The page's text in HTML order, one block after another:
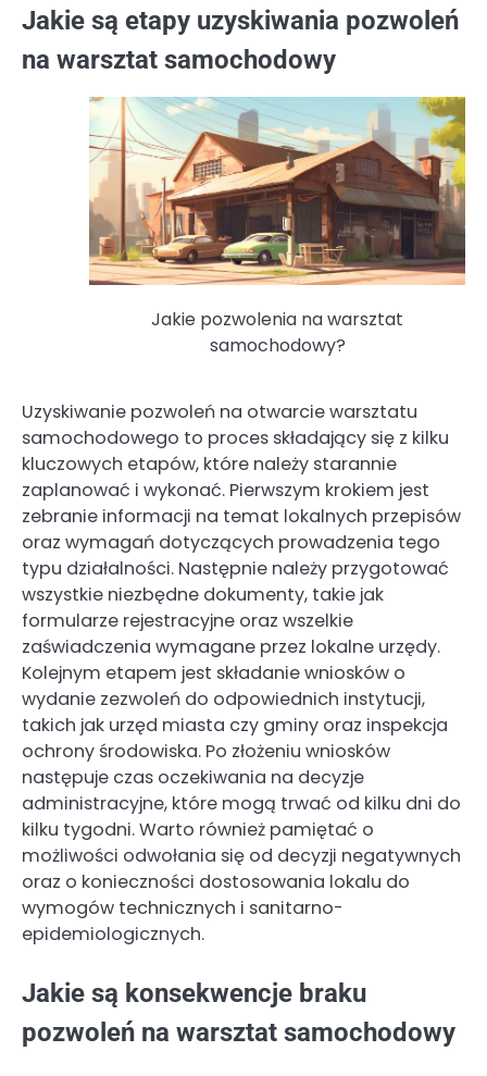
Jakie są etapy uzyskiwania pozwoleń
na warsztat samochodowy
Jakie pozwolenia na warsztat
samochodowy?
Uzyskiwanie pozwoleń na otwarcie warsztatu
samochodowego to proces składający się z kilku
kluczowych etapów, które należy starannie
zaplanować i wykonać. Pierwszym krokiem jest
zebranie informacji na temat lokalnych przepisów
oraz wymagań dotyczących prowadzenia tego
typu działalności. Następnie należy przygotować
wszystkie niezbędne dokumenty, takie jak
formularze rejestracyjne oraz wszelkie
zaświadczenia wymagane przez lokalne urzędy.
Kolejnym etapem jest składanie wniosków o
wydanie zezwoleń do odpowiednich instytucji,
takich jak urzęd miasta czy gminy oraz inspekcja
ochrony środowiska. Po złożeniu wniosków
następuje czas oczekiwania na decyzje
administracyjne, które mogą trwać od kilku dni do
kilku tygodni. Warto również pamiętać o
możliwości odwołania się od decyzji negatywnych
oraz o konieczności dostosowania lokalu do
wymogów technicznych i sanitarno-
epidemiologicznych.
Jakie są konsekwencje braku
pozwoleń na warsztat samochodowy